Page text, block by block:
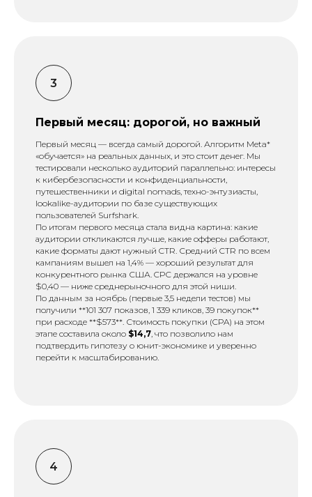
Первый месяц: дорогой, но важный
Первый месяц — всегда самый дорогой. Алгоритм Meta*
«обучается» на реальных данных, и это стоит денег. Мы
тестировали несколько аудиторий параллельно: интересы
к кибербезопасности и конфиденциальности,
путешественники и digital nomads, техно-энтузиасты,
lookalike-аудитории по базе существующих
пользователей Surfshark.
По итогам первого месяца стала видна картина: какие
аудитории откликаются лучше, какие офферы работают,
какие форматы дают нужный CTR. Средний CTR по всем
кампаниям вышел на 1,4% — хороший результат для
конкурентного рынка США. CPC держался на уровне
$0,40 — ниже среднерыночного для этой ниши.
По данным за ноябрь (первые 3,5 недели тестов) мы
получили **101 307 показов, 1 339 кликов, 39 покупок**
при расходе **$573**. Стоимость покупки (CPA) на этом
этапе составила около $14,7, что позволило нам
подтвердить гипотезу о юнит-экономике и уверенно
перейти к масштабированию.